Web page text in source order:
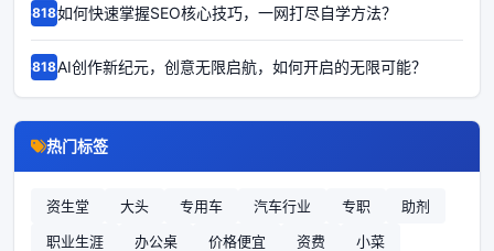
68186如何快速掌握SEO核心技巧，一网打尽自学方法？
68185AI创作新纪元，创意无限启航，如何开启的无限可能？
热门标签
资生堂 大头 专用车 汽车行业 专职
助剂
职业生涯
办公桌 价格便宜 资费
小菜